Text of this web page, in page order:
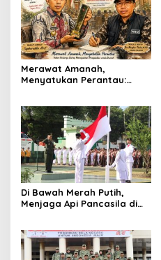
Merawat Amanah,
Menyatukan Perantau:
untuk Daerah
Di Bawah Merah Putih,
Menjaga Api Pancasila di